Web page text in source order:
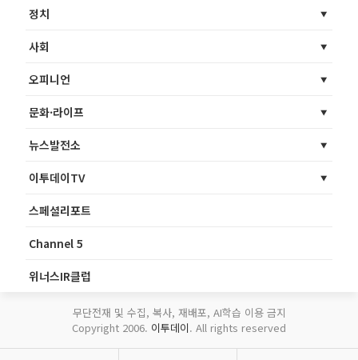
정치
사회
오피니언
문화·라이프
뉴스발전소
이투데이TV
스페셜리포트
Channel 5
위너스IR클럽
무단전재 및 수집, 복사, 재배포, AI학습 이용 금지
Copyright 2006. 이투데이. All rights reserved